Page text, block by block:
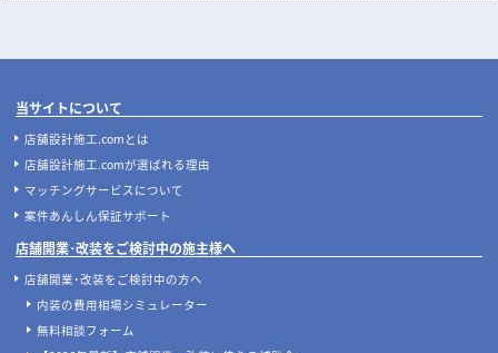
当サイトについて
店舗設計施工.comとは
店舗設計施工.comが選ばれる理由
マッチングサービスについて
案件あんしん保証サポート
店舗開業･改装をご検討中の施主様へ
店舗開業･改装をご検討中の方へ
内装の費用相場シミュレーター
無料相談フォーム